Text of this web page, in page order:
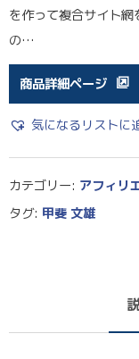
を作って複合サイト
の…
商品詳細ページ
気になるリストに
カテゴリー: アフィリ
タグ: 甲斐 文雄